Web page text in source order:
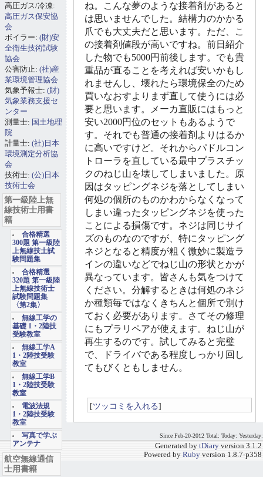
ね。こんな夢のような接着剤があると
は思いませんでした。結構力のかかる
爪でも大丈夫だと思います。ただ、こ
の接着剤値段が高いですね。前日紹介
した物でも5000円前後します。でも貴
重品が直ることを考えれば安いかもし
れませんし、壊れたら環境保全のため
買いなおすよりまず直して使うには必
要と思います。メーカ直販にはもっと
安い2000円位のセットもあるようで
す。それでも普通の接着剤よりはるか
に高いですけど。それからパドルコン
トローラを直している最中プラスチッ
クのねじ山を壊してしまいました。原
因はタッピングネジを落としてしまい
何処の個所のものかわからなくなって
しまい違ったタッピングネジを使った
ことによる損傷です。ネジは同じサイ
ズのものなのですが、特にタッピング
ネジとなると精度が粗く微妙に製造ラ
インの違いなどでねじ山の形状とかが
異なっています。皆さんも気をつけて
ください。分解するときは何処のネジ
か種類毎ではなくきちんと個所で別け
ておく必要があります。さてその修理
にもプラリペアが使えます。ねじ山が
再生するのです。試してみると完璧
で、ドライバである程度しっかり回し
てもびくともしません。
[ツッコミを入れる]
高圧ガス/冷凍:
高圧ガス保安協
会
ボイラー: (財)安
全衛生技術試験
協会
公害防止: (社)産
業環境管理協会
気象予報士: (財)
気象業務支援セ
ンター
測量士: 国土地理
院
計量士: (社)日本
環境測定分析協
会
技術士: (公)日本
技術士会
第一級陸上無
線技術士用書
籍
合格精選
300題 第一級陸
上無線技士試
験問題集
合格精選
320題 第一級陸
上無線技術士
試験問題集
〈第2集〉
無線工学の
基礎 1・2陸技
受験教室
無線工学A
1・2陸技受験
教室
無線工学B
1・2陸技受験
教室
電波法規
1・2陸技受験
教室
写真で学ぶ
アンテナ
航空無線通信
士用書籍
Since Feb-20-2012 Total: Today: Yesterday:
Generated by tDiary version 3.1.2
Powered by Ruby version 1.8.7-p358